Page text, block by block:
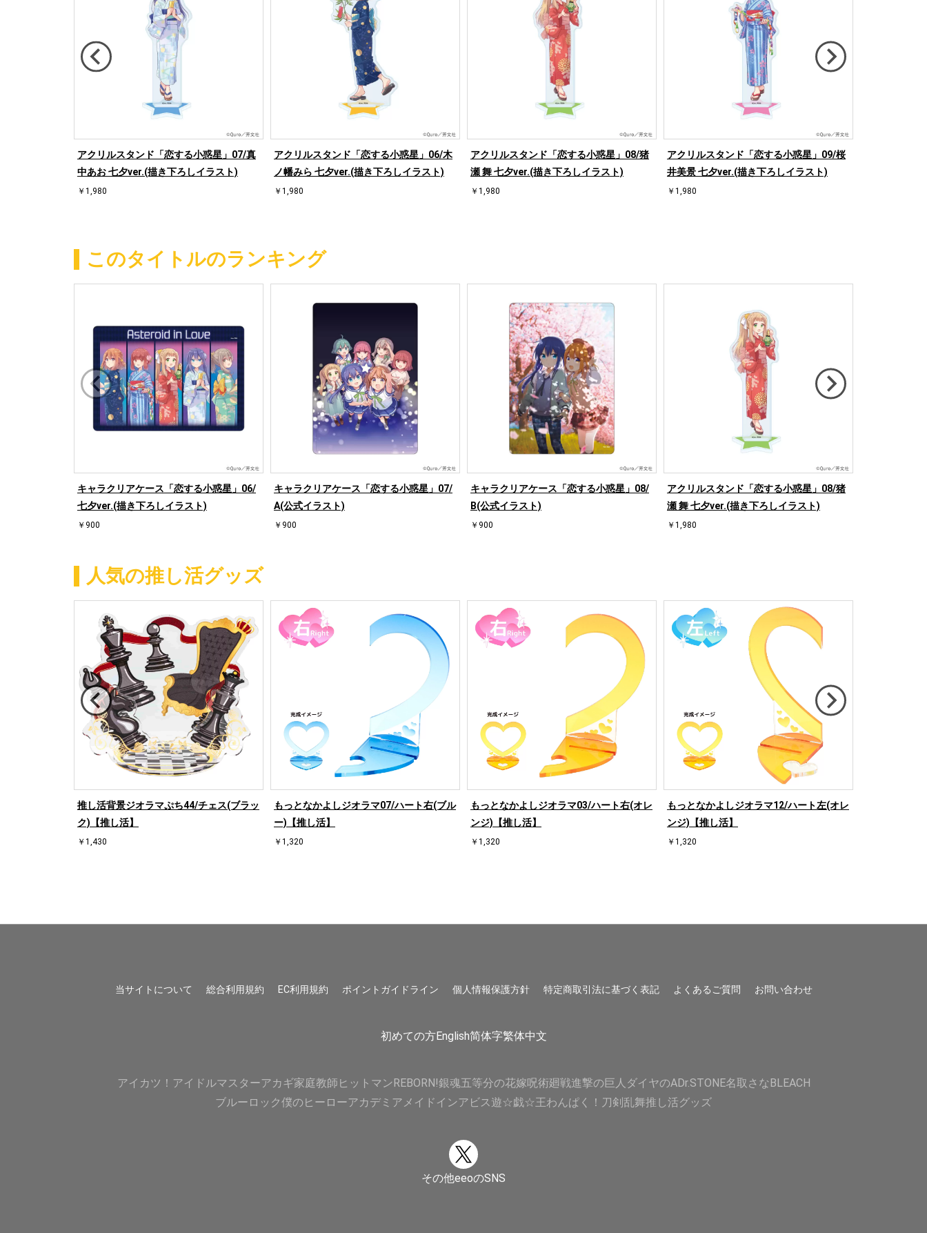
アクリルスタンド「恋する小惑星」07/真
中あお 七夕ver.(描き下ろしイラスト)
￥1,980
アクリルスタンド「恋する小惑星」06/木
ノ幡みら 七夕ver.(描き下ろしイラスト)
￥1,980
アクリルスタンド「恋する小惑星」08/猪
瀬 舞 七夕ver.(描き下ろしイラスト)
￥1,980
アクリルスタンド「恋する小惑星」09/桜
井美景 七夕ver.(描き下ろしイラスト)
￥1,980
このタイトルのランキング
キャラクリアケース「恋する小惑星」06/
七夕ver.(描き下ろしイラスト)
￥900
キャラクリアケース「恋する小惑星」07/
A(公式イラスト)
￥900
キャラクリアケース「恋する小惑星」08/
B(公式イラスト)
￥900
アクリルスタンド「恋する小惑星」08/猪
瀬 舞 七夕ver.(描き下ろしイラスト)
￥1,980
人気の推し活グッズ
推し活背景ジオラマぷち44/チェス(ブラッ
ク)【推し活】
￥1,430
もっとなかよしジオラマ07/ハート右(ブル
ー)【推し活】
￥1,320
もっとなかよしジオラマ03/ハート右(オレ
ンジ)【推し活】
￥1,320
もっとなかよしジオラマ12/ハート左(オレ
ンジ)【推し活】
￥1,320
当サイトについて 総合利用規約 EC利用規約 ポイントガイドライン 個人情報保護方針 特定商取引法に基づく表記 よくあるご質問 お問い合わせ
初めての方English简体字繁体中文
アイカツ！ アイドルマスターアカギ家庭教師ヒットマンREBORN!銀魂五等分の花嫁呪術廻戦進撃の巨人 ダイヤのADr.STONE名取さな BLEACH
ブルーロック僕のヒーローアカデミア メイドインアビス遊☆戯☆王わんぱく！刀剣乱舞推し活グッズ
その他eeoのSNS